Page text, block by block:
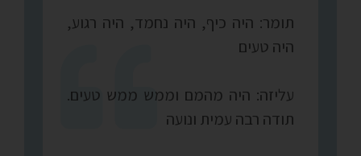
תומר: היה כיף, היה נחמד, היה רגוע,
היה טעים
עליזה: היה מהמם וממש ממש טעים.
תודה רבה עמית ונועה